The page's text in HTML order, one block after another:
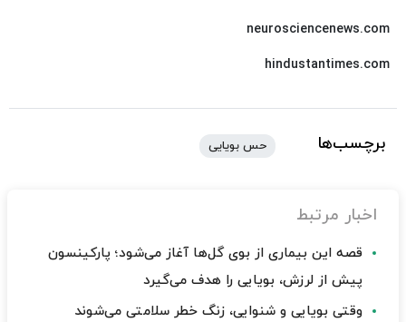
neurosciencenews.com
hindustantimes.com
برچسب‌ها حس بویایی
اخبار مرتبط
قصه این بیماری از بوی گل‌ها آغاز می‌شود؛ پارکینسون
پیش از لرزش، بویایی را هدف می‌گیرد
وقتی بویایی و شنوایی، زنگ خطر سلامتی می‌شوند